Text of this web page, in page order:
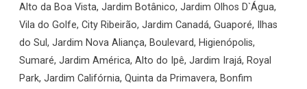
Alto da Boa Vista, Jardim Botânico, Jardim Olhos D`Água,
Vila do Golfe, City Ribeirão, Jardim Canadá, Guaporé, Ilhas
do Sul, Jardim Nova Aliança, Boulevard, Higienópolis,
Sumaré, Jardim América, Alto do Ipê, Jardim Irajá, Royal
Park, Jardim Califórnia, Quinta da Primavera, Bonfim